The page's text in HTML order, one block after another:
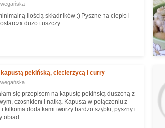
wegańska
ilością składników :) Pyszne na ciepło i
dużo tłuszczy.
kapustą pekińską, ciecierzycą i curry
wegańska
się przepisem na kapustę pekińską duszoną z
czosnkiem i natką. Kapusta w połączeniu z
i kilkoma dodatkami tworzy bardzo szybki, pyszny i
obiad.